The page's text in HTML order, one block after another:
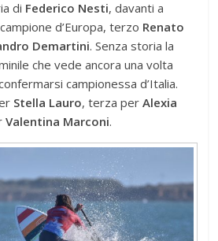
di Federico Nesti, davanti a
d’Europa, terzo Renato
Demartini. Senza storia la
che vede ancora una volta
campionessa d’Italia.
Stella Lauro, terza perAlexia
Valentina Marconi.